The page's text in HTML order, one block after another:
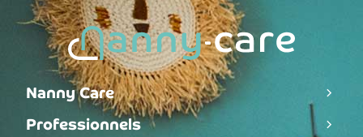
Nanny Care
Professionnels